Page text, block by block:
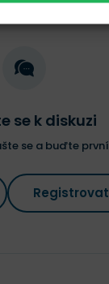
se k diskuzi
se a buďte